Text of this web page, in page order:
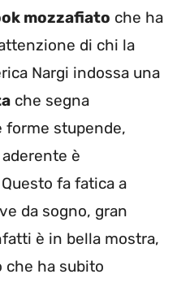
mozzafiato che ha
di chi la
Nargi indossa una
che segna
forme stupende,
è
fa fatica a
da sogno, gran
è in bella mostra,
che ha subito